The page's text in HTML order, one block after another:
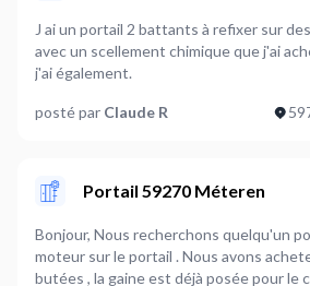
J ai un portail 2 battants à refixer sur des piliers existants
avec un scellement chimique que j'ai acheté et des
j'ai également.
posté par Claude R
Portail 59270 Méteren
Bonjour, Nous recherchons quelqu'un pour poser notre
moteur sur le portail . Nous avons
butées , la gaine est déjà posée pour le câble . Le portail et les